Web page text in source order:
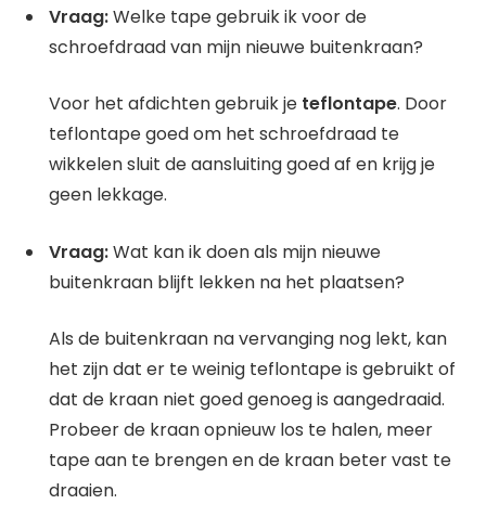
Vraag:Welke tape gebruik ik voor de
schroefdraad van mijn nieuwe buitenkraan?
Voor het afdichten gebruik je teflontape. Door
teflontape goed om het schroefdraad te
wikkelen sluit de aansluiting goed af en krijg je
geen lekkage.
Vraag:Wat kan ik doen als mijn nieuwe
buitenkraan blijft lekken na het plaatsen?
Als de buitenkraan na vervanging nog lekt, kan
het zijn dat er te weinig teflontape is gebruikt of
dat de kraan niet goed genoeg is aangedraaid.
Probeer de kraan opnieuw los te halen, meer
tape aan te brengen en de kraan beter vast te
draaien.